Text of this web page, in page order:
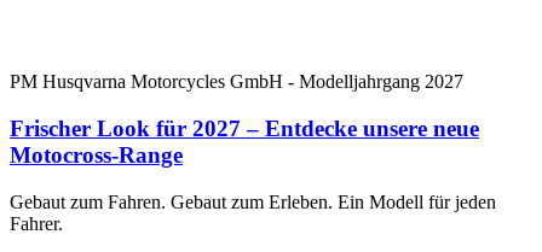
PM Husqvarna Motorcycles GmbH - Modelljahrgang 2027
Frischer Look für 2027 – Entdecke unsere neue
Motocross-Range
Gebaut zum Fahren. Gebaut zum Erleben. Ein Modell für jeden
Fahrer.